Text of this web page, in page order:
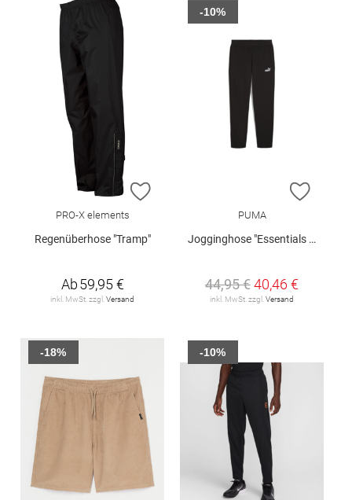
ZUR WUNSCHLISTE HINZUFÜGEN
PRO-X elements
Regenüberhose "Tramp"
Ab59,95 €
inkl. MwSt. zzgl. Versand
ZUR
PUMA
Jogginghose "Essentials No. 1"
44,95 €40,46 €
inkl. MwSt. zzgl. Versand
-10%
-18% -10%